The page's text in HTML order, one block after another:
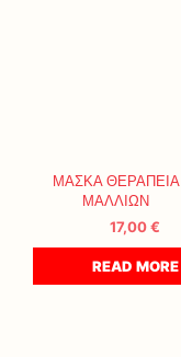
ΜΑΣΚΑ ΘΕΡΑΠΕΙΑ
ΜΑΛΛΙΩΝ
17,00€
READ MORE